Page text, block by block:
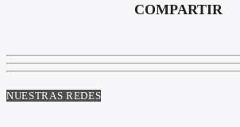
COMPARTIR
NUESTRAS REDES